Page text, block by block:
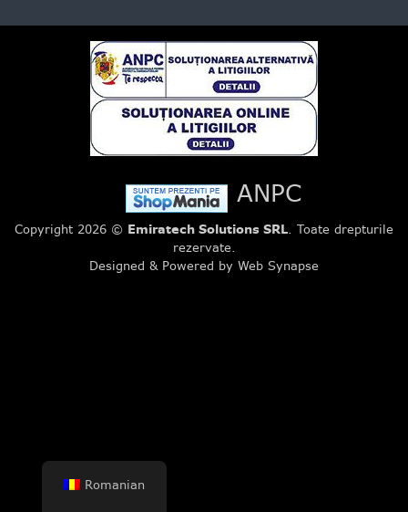
ANPC
Copyright 2026 © Emiratech Solutions SRL. Toate drepturile
rezervate.
Designed & Powered by Web Synapse
Romanian